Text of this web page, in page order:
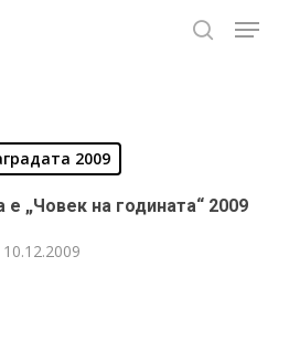
Menu
2009
„Човек на годината“ 2009
10.12.2009